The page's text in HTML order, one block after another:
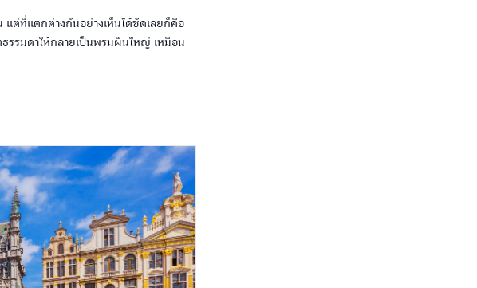
แต่ที่แตกต่างกันอย่างเห็นได้ชัดเลยก็คือ
รรมดาให้กลายเป็นพรมผืนใหญ่ เหมือน